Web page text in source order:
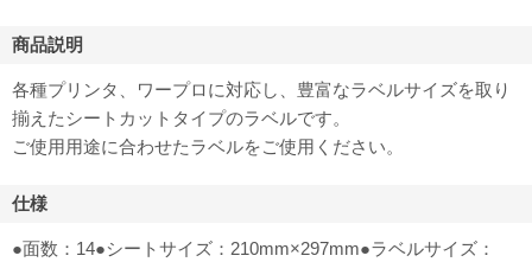
商品説明
各種プリンタ、ワープロに対応し、豊富なラベルサイズを取り
揃えたシートカットタイプのラベルです。
ご使用用途に合わせたラベルをご使用ください。
仕様
●面数：14●シートサイズ：210mm×297mm●ラベルサイズ：